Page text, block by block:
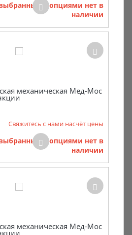
опциями нет в
наличии
механическая Мед-Мос
Свяжитесь с нами насчёт цены
опциями нет в
наличии
механическая Мед-Мос